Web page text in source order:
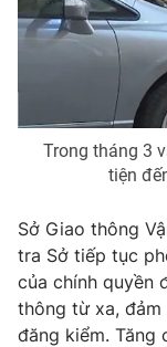
Liên hệ tòa
THỜI BÁO VTV
Trong tháng 3
tiện
Sở Giao thông
tra Sở tiếp tục
của chính quyền
thông từ xa,
đăng kiểm. Tăng